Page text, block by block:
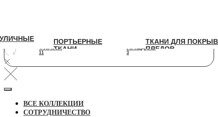
ПОРТЬЕРНЫЕ
ТКАНИ
11
ТКАНИ ДЛЯ ПОКРЫВАЛ И
ПЛЕДОВ
3
ПОРТЬЕРНЫЕ
ТКАНИ
ТКАНИ ДЛЯ
ПЛЕДОВ
УЛИЧНЫЕ
ВСЕ КОЛЛЕКЦИИ
СОТРУДНИЧЕСТВО